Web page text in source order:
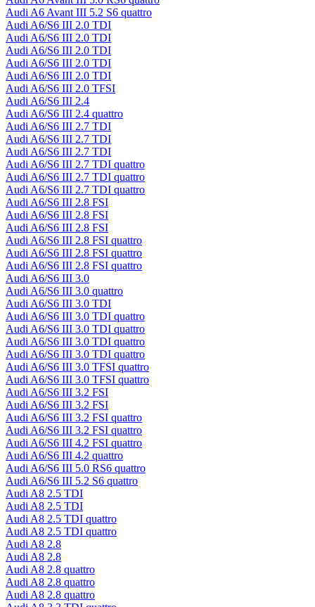
Audi A6 Avant III 5.2 S6 quattro
Audi A6/S6 III 2.0 TDI
Audi A6/S6 III 2.0 TDI
Audi A6/S6 III 2.0 TDI
Audi A6/S6 III 2.0 TDI
Audi A6/S6 III 2.0 TDI
Audi A6/S6 III 2.0 TFSI
Audi A6/S6 III 2.4
Audi A6/S6 III 2.4 quattro
Audi A6/S6 III 2.7 TDI
Audi A6/S6 III 2.7 TDI
Audi A6/S6 III 2.7 TDI
Audi A6/S6 III 2.7 TDI quattro
Audi A6/S6 III 2.7 TDI quattro
Audi A6/S6 III 2.7 TDI quattro
Audi A6/S6 III 2.8 FSI
Audi A6/S6 III 2.8 FSI
Audi A6/S6 III 2.8 FSI
Audi A6/S6 III 2.8 FSI quattro
Audi A6/S6 III 2.8 FSI quattro
Audi A6/S6 III 2.8 FSI quattro
Audi A6/S6 III 3.0
Audi A6/S6 III 3.0 quattro
Audi A6/S6 III 3.0 TDI
Audi A6/S6 III 3.0 TDI quattro
Audi A6/S6 III 3.0 TDI quattro
Audi A6/S6 III 3.0 TDI quattro
Audi A6/S6 III 3.0 TDI quattro
Audi A6/S6 III 3.0 TFSI quattro
Audi A6/S6 III 3.0 TFSI quattro
Audi A6/S6 III 3.2 FSI
Audi A6/S6 III 3.2 FSI
Audi A6/S6 III 3.2 FSI quattro
Audi A6/S6 III 3.2 FSI quattro
Audi A6/S6 III 4.2 FSI quattro
Audi A6/S6 III 4.2 quattro
Audi A6/S6 III 5.0 RS6 quattro
Audi A6/S6 III 5.2 S6 quattro
Audi A8 2.5 TDI
Audi A8 2.5 TDI
Audi A8 2.5 TDI quattro
Audi A8 2.5 TDI quattro
Audi A8 2.8
Audi A8 2.8
Audi A8 2.8 quattro
Audi A8 2.8 quattro
Audi A8 2.8 quattro